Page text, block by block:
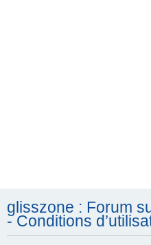
glisszone : Forum
- Conditions